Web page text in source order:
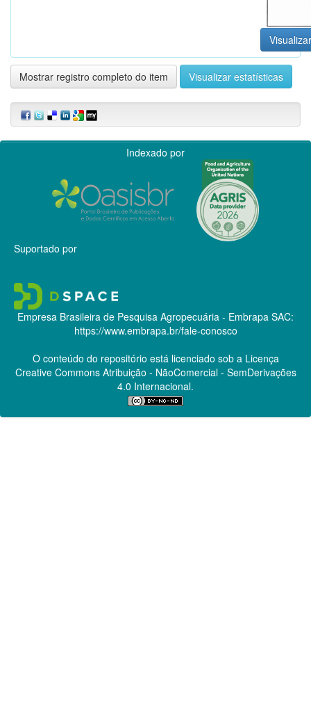
Mostrar registro completo do item Visualizar estatísticas
Indexado por
Suportado por
Empresa Brasileira de Pesquisa Agropecuária - Embrapa SAC:
https://www.embrapa.br/fale-conosco
O conteúdo do repositório está licenciado sob a Licença
Creative CommonsAtribuição - NãoComercial - SemDerivações
4.0 Internacional.